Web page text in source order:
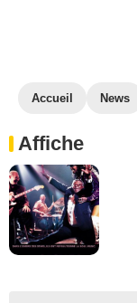
Accueil News
Affiche